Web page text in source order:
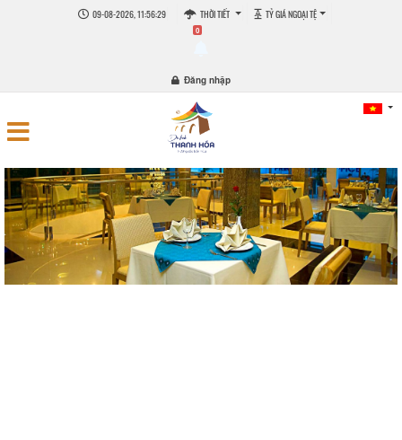
09-08-2026, 11:56:30 THỜI TIẾT TỶ GIÁ NGOẠI TỆ
0
Đăng nhập